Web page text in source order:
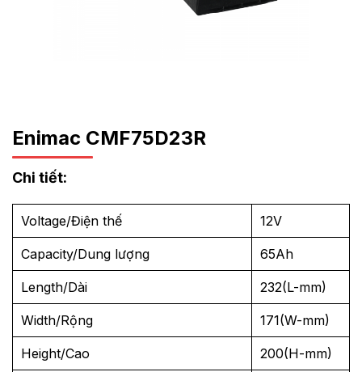
Enimac CMF75D23R
Chi tiết:
Voltage/Điện thế 12V
Capacity/Dung lượng 65Ah
Length/Dài 232(L-mm)
Width/Rộng 171(W-mm)
Height/Cao 200(H-mm)